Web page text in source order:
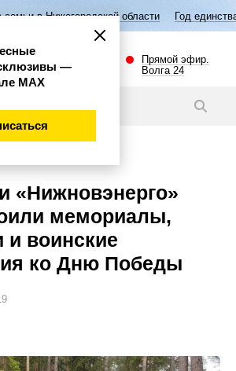
области Год единства народов
Прямой эфир.
Волга 24
«Нижновэнерго»
мемориалы,
и воинские
ко Дню Победы
—
МАХ